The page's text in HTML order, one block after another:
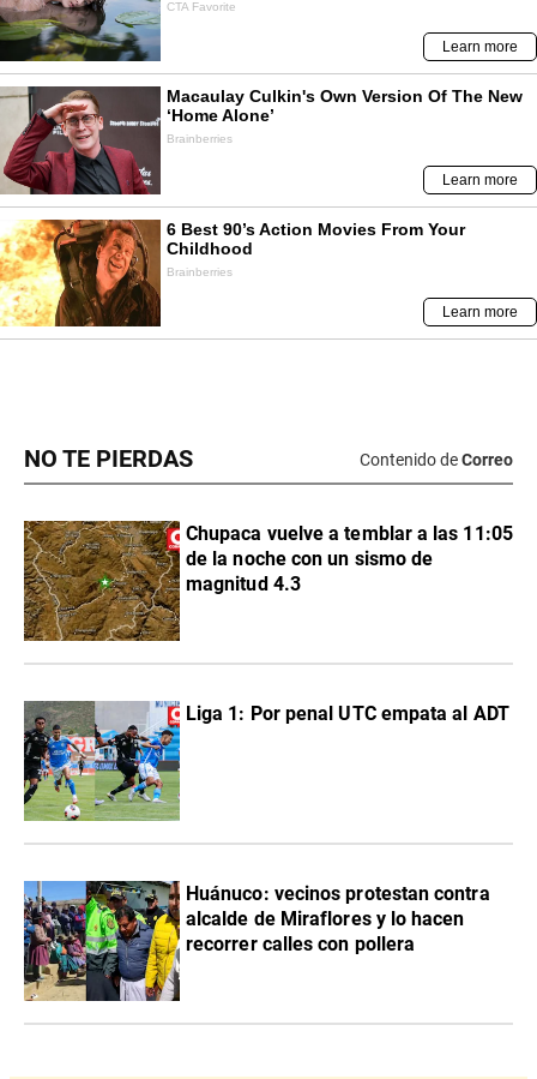
NO TE PIERDAS Contenido deCorreo
Chupaca vuelve a temblar a las 11:05
de la noche con un sismo de
magnitud 4.3
Liga 1: Por penal UTC empata al ADT
Huánuco: vecinos protestan contra
alcalde de Miraflores y lo hacen
recorrer calles con pollera